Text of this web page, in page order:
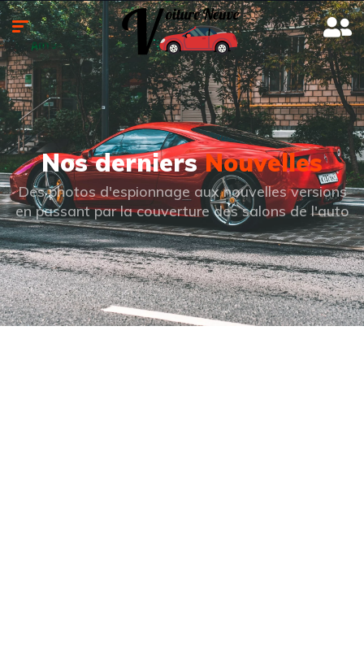
Nos derniersNouvelles
Des photos d'espionnage aux nouvelles versions
en passant par la couverture des salons de l'auto